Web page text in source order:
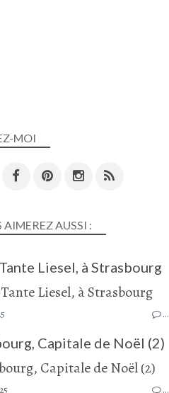
MOI
AIMEREZ AUSSI :
Liesel, à Strasbourg
…
Capitale de Noël (2)
…